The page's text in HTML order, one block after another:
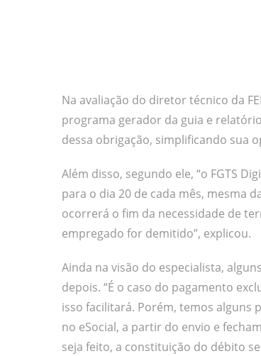
Na avaliação do diretor técnico da
programa gerador da guia e
dessa obrigação, simplificando sua
Além disso, segundo ele, “o FGTS
para o dia 20 de cada mês, mesma
ocorrerá o fim da necessidade de
empregado for demitido”, explicou.
Ainda na visão do especialista,
depois. “É o caso do pagamento
isso facilitará. Porém, temos alguns
no eSocial, a partir do envio e
seja feito, a constituição do débito